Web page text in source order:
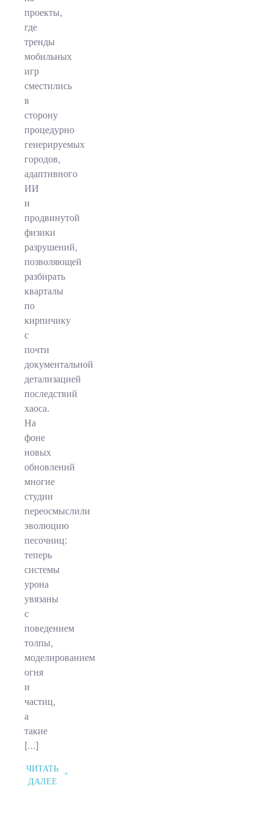
проекты,
где
тренды
мобильных
игр
сместились
в
сторону
процедурно
генерируемых
городов,
адаптивного
ИИ
и
продвинутой
физики
разрушений,
позволяющей
разбирать
кварталы
по
кирпичику
с
почти
документальной
детализацией
последствий
хаоса.
На
фоне
новых
обновлений
многие
студии
переосмыслили
эволюцию
песочниц:
теперь
системы
урона
увязаны
с
поведением
толпы,
моделированием
огня
и
частиц,
а
такие
[…]
ЧИТАТЬ
ДАЛЕЕ